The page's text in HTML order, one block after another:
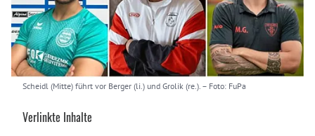
Scheidl (Mitte) führt vor Berger (li.) und Grolik (re.). – Foto: FuPa
Verlinkte Inhalte